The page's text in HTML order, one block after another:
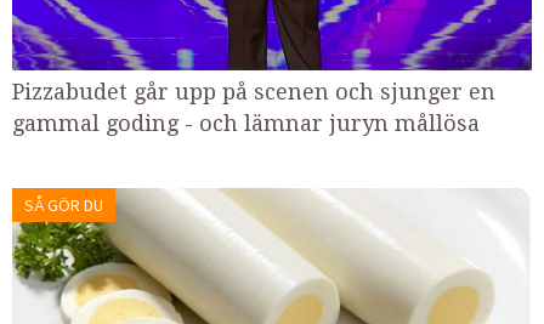
Pizzabudet går upp på scenen och sjunger en
gammal goding - och lämnar juryn mållösa
SÅ GÖR DU